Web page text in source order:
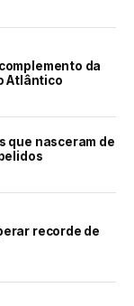
da
Atlântico
que nasceram de
recorde de